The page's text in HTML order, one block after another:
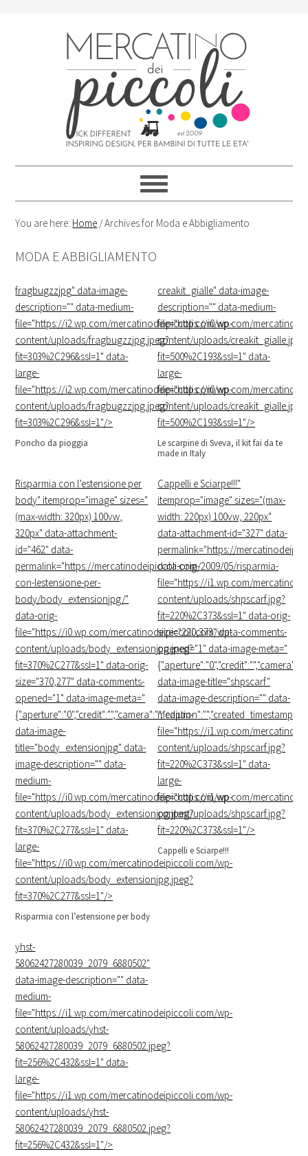
You are here: Home /Archives for Moda e Abbigliamento
MODA E ABBIGLIAMENTO
fragbugzzjpg" data-image-
description="" data-medium-
file="https://i2.wp.com/mercatinodeipiccoli.com/wp-
content/uploads/fragbugzzjpg.jpeg?
fit=303%2C296&ssl=1" data-
large-
file="https://i2.wp.com/mercatinodeipiccoli.com/wp-
content/uploads/fragbugzzjpg.jpeg?
fit=303%2C296&ssl=1"/>
Poncho da pioggia
creakit_gialle" data-image-
description="" data-medium-
file="https://i0.wp.com/
content/uploads/creakit_gialle.jpg?
fit=500%2C193&ssl=1" data-
large-
file="https://i0.wp.com/
content/uploads/creakit_gialle.jpg?
fit=500%2C193&ssl=1"/>
Le scarpine di Sveva, il kit fai da te
made in Italy
Risparmia con l’estensione per
body" itemprop="image" sizes="
(max-width: 320px) 100vw,
320px" data-attachment-
id="462" data-
permalink="https://mercatinodeipiccoli.com/2009/05/risparmia-
con-lestensione-per-
body/body_extensionjpg/"
data-orig-
file="https://i0.wp.com/mercatinodeipiccoli.com/wp-
content/uploads/body_extensionjpg.jpeg?
fit=370%2C277&ssl=1" data-orig-
size="370,277" data-comments-
opened="1" data-image-meta="
data-image-
title="body_extensionjpg" data-
image-description="" data-
medium-
file="https://i0.wp.com/mercatinodeipiccoli.com/wp-
content/uploads/body_extensionjpg.jpeg?
fit=370%2C277&ssl=1" data-
large-
file="https://i0.wp.com/mercatinodeipiccoli.com/wp-
content/uploads/body_extensionjpg.jpeg?
fit=370%2C277&ssl=1"/>
Risparmia con l’estensione per body
Cappelli e Sciarpe!!!"
itemprop="image" sizes="(max-
width: 220px) 100vw, 220px"
data-attachment-id="327" data-
permalink="https://
data-orig-
file="https://i1.wp.com/
content/uploads/shpscarf.jpg?
fit=220%2C373&ssl=1" data-orig-
size="220,373" data-comments-
opened="1" data-image-meta="
data-image-title="shpscarf"
data-image-description="" data-
medium-
file="https://i1.wp.com/
content/uploads/shpscarf.jpg?
fit=220%2C373&ssl=1" data-
large-
file="https://i1.wp.com/
content/uploads/shpscarf.jpg?
fit=220%2C373&ssl=1"/>
Cappelli e Sciarpe!!!
yhst-
58062427280039_2079_6880502"
data-image-description="" data-
medium-
file="https://i1.wp.com/mercatinodeipiccoli.com/wp-
content/uploads/yhst-
58062427280039_2079_6880502.jpeg?
fit=256%2C432&ssl=1" data-
large-
file="https://i1.wp.com/mercatinodeipiccoli.com/wp-
content/uploads/yhst-
58062427280039_2079_6880502.jpeg?
fit=256%2C432&ssl=1"/>